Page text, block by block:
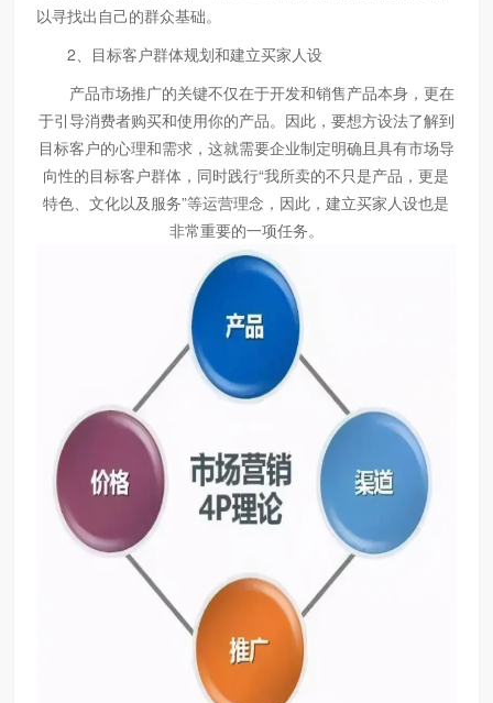
以寻找出自己的群众基础。
2、目标客户群体规划和建立买家人设
产品市场推广的关键不仅在于开发和销售产品本身，更在
于引导消费者购买和使用你的产品。因此，要想方设法了解到
目标客户的心理和需求，这就需要企业制定明确且具有市场导
向性的目标客户群体，同时践行“我所卖的不只是产品，更是
特色、文化以及服务”等运营理念，因此，建立买家人设也是
非常重要的一项任务。